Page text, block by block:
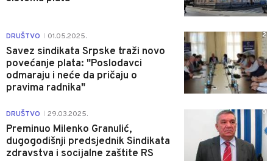
DRUŠTVO 01.05.2025.
Savez sindikata Srpske traži novo
povećanje plata: "Poslodavci
odmaraju i neće da pričaju o
pravima radnika"
2
DRUŠTVO 29.03.2025.
Preminuo Milenko Granulić,
dugogodišnji predsjednik Sindikata
zdravstva i socijalne zaštite RS
0